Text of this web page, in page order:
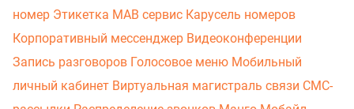
номер Этикетка МАВ сервис Карусель номеров
Корпоративный мессенджер Видеоконференции
Запись разговоров Голосовое меню Мобильный
личный кабинет Виртуальная магистраль связи СМС-